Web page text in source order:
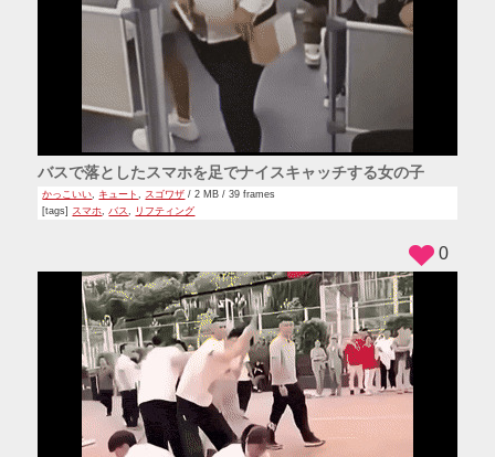
バスで落としたスマホを足でナイスキャッチする女の子
かっこいい, キュート, スゴワザ / 2 MB / 39 frames
[tags] スマホ,バス, リフティング
0